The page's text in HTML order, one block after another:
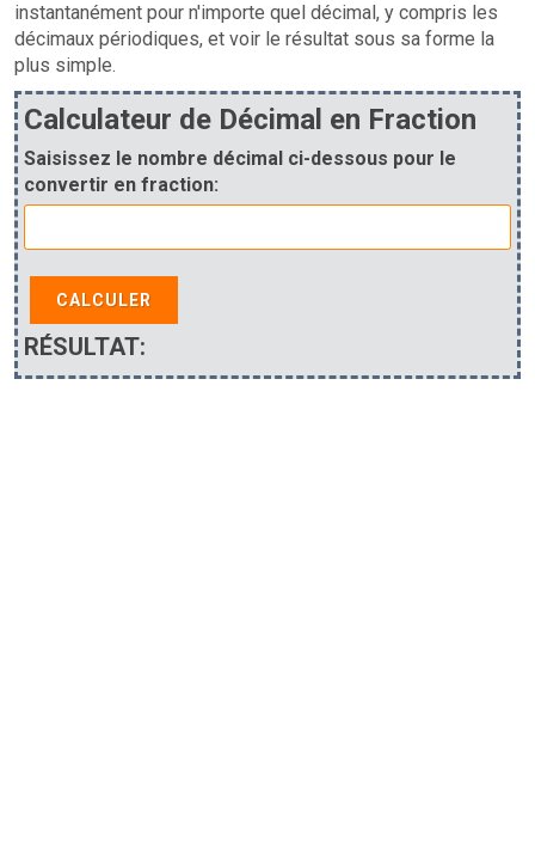
instantanément pour n'importe quel décimal, y compris les
décimaux périodiques, et voir le résultat sous sa forme la
plus simple.
Calculateur de Décimal en Fraction
Saisissez le nombre décimal ci-dessous pour le
convertir en fraction:
CALCULER
RÉSULTAT: